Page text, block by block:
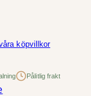
våra köpvillkor
Pålitlig frakt